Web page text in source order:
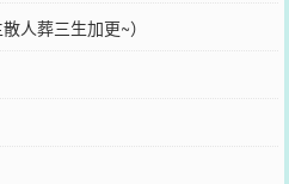
人葬三生加更~）